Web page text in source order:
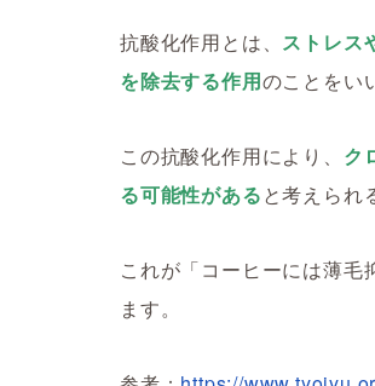
抗酸化作用とは、 ストレス
を除去する作用のことをい
この抗酸化作用により、 ク
る可能性があると考えられ
これが「コーヒーには薄毛
ます。